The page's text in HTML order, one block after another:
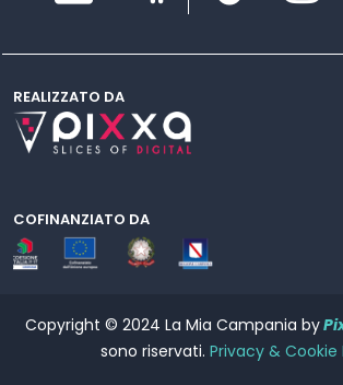
REALIZZATO DA
COFINANZIATO DA
Copyright © 2024 La Mia Campania by
sono riservati. Privacy & Cookie